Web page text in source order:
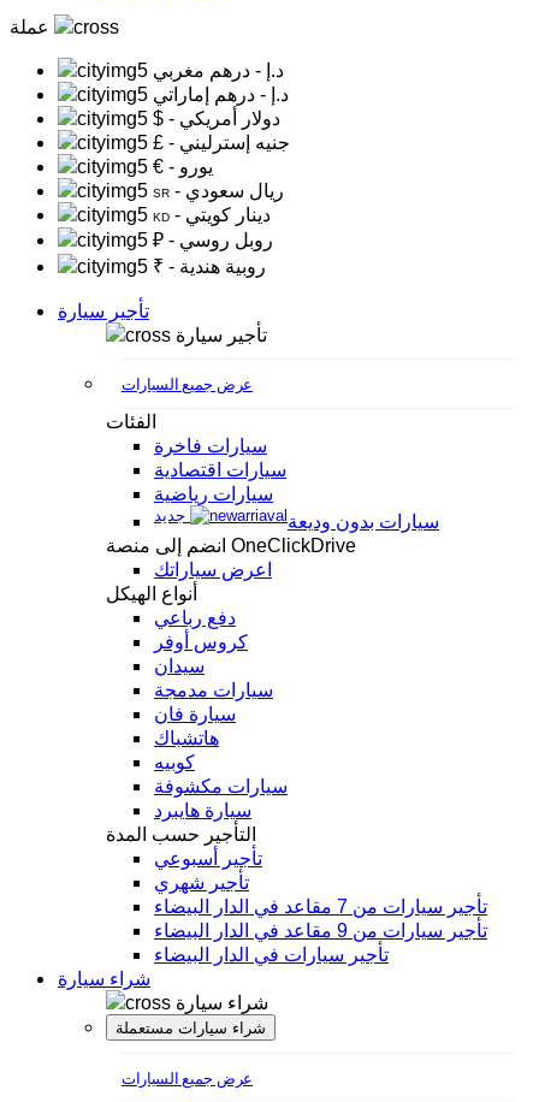
د.إ - درهم مغربي
د.إ - درهم إماراتي
$
- دولار أمريكي
£
- جنيه إسترليني
€
- يورو
SR - ريال سعودي
KD
- دينار كويتي
₽
- روبل روسي
₹
- روبية هندية
تأجير سيارة
تأجير سيارة
عرض جميع السيارات
الفئات
سيارات فاخرة
سيارات اقتصادية
سيارات رياضية
سيارات بدون وديعة
جديد
انضم إلى منصة OneClickDrive
اعرض سياراتك
أنواع الهيكل
دفع رباعي
كروس أوفر
سيدان
سيارات مدمجة
سيارة فان
هاتشباك
كوبيه
سيارات مكشوفة
سيارة هايبرد
التأجير حسب المدة
تأجير أسبوعي
تأجير شهري
تأجير سيارات من 7 مقاعد في الدار البيضاء
تأجير سيارات من 9 مقاعد في الدار البيضاء
تأجير سيارات في الدار البيضاء
شراء سيارة
شراء سيارة
شراء سيارات مستعملة
عرض جميع السيارات